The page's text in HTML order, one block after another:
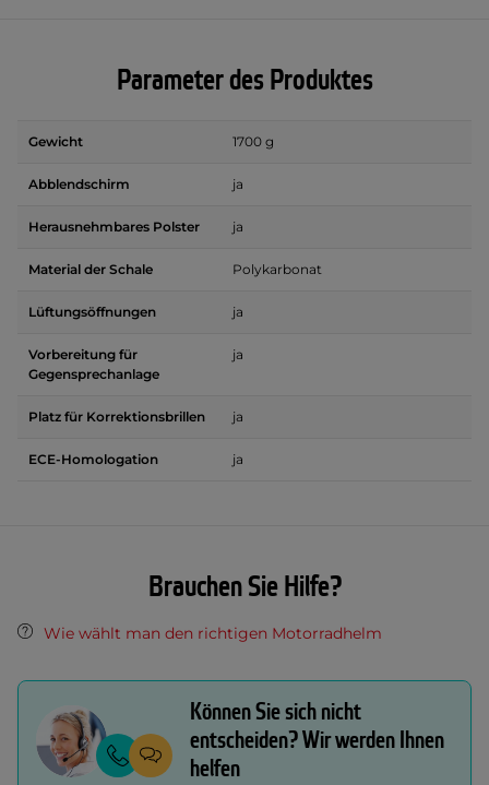
Parameter des Produktes
Gewicht 1700 g
Abblendschirm ja
Herausnehmbares Polster ja
Material der Schale Polykarbonat
Lüftungsöffnungen ja
Vorbereitung für
Gegensprechanlage
ja
Platz für Korrektionsbrillen ja
ECE-Homologation ja
Brauchen Sie Hilfe?
Wie wählt man den richtigen Motorradhelm
Können Sie sich nicht
entscheiden? Wir werden Ihnen
helfen